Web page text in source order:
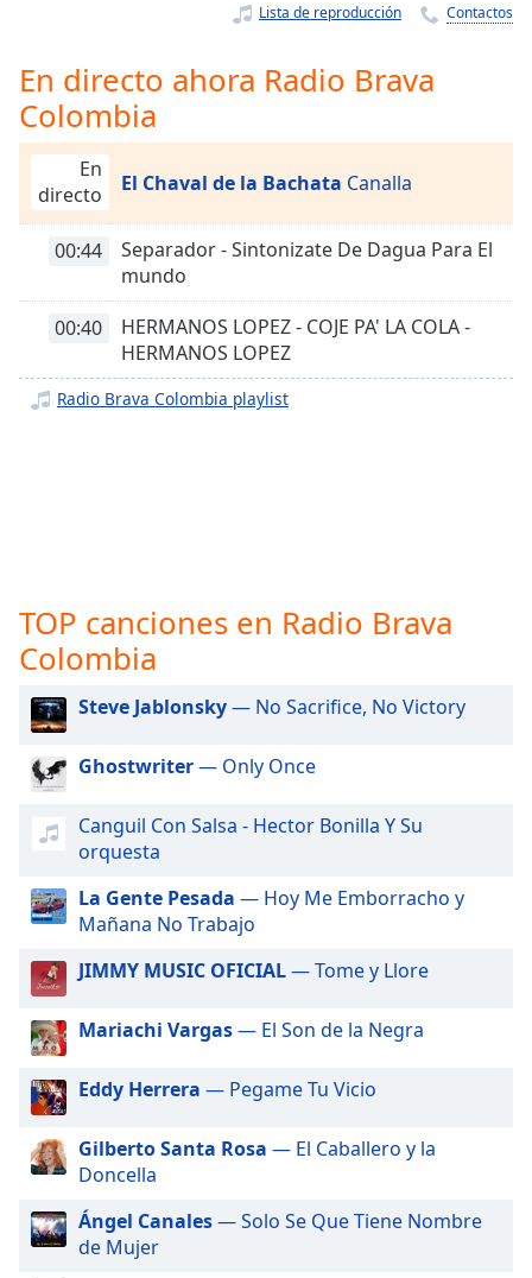
Playback
Chapters
Chapters
Descriptions
descriptions
off,
selected
dialog
subtitles
off,
selected
Track
Picture
This
modal
window.
Beginning
dialog
window.
Escape
cancel
and
Lista de reproducción Contactos
En directo ahora Radio Brava
Colombia
En
directo
El Chaval de la Bachata Canalla
00:44
Separador - Sintonizate De Dagua Para El
mundo
00:40
HERMANOS LOPEZ - COJE PA' LA COLA -
HERMANOS LOPEZ
Radio Brava Colombia playlist
TOP canciones en Radio Brava
Colombia
Steve Jablonsky— No Sacrifice, No Victory
Ghostwriter— Only Once
Canguil Con Salsa - Hector Bonilla Y Su
orquesta
La Gente Pesada — Hoy Me Emborracho y
Mañana No Trabajo
JIMMY MUSIC OFICIAL— Tome y Llore
Mariachi Vargas— El Son de la Negra
Eddy Herrera — Pegame Tu Vicio
Gilberto Santa Rosa — El Caballero y la
Doncella
Ángel Canales— Solo Se Que Tiene Nombre
de Mujer